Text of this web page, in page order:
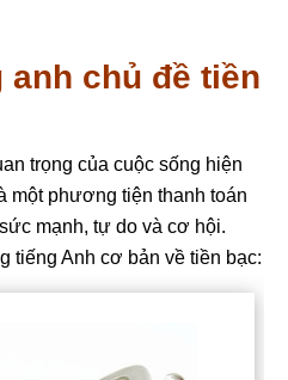
chủ đề tiền
trọng của cuộc sống hiện
một phương tiện thanh toán
mạnh, tự do và cơ hội.
tiếng Anh cơ bản về tiền bạc: